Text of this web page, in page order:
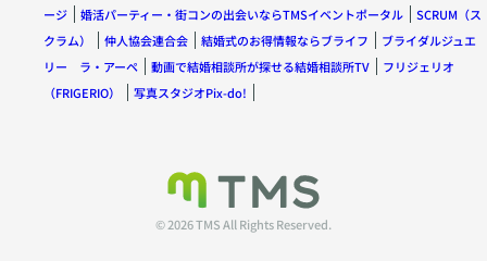
ージ
婚活パーティー・街コンの出会いならTMSイベントポータル
SCRUM（ス
クラム）
仲人協会連合会 結婚式のお得情報ならブライフ
ブライダルジュエ
リー ラ・アーペ
動画で結婚相談所が探せる結婚相談所TV
フリジェリオ
（FRIGERIO）
写真スタジオPix-do!
© 2026 TMS All Rights Reserved.